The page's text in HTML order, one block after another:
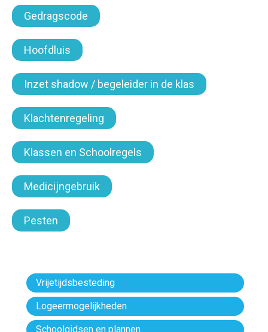
Gedragscode
Hoofdluis
Inzet shadow / begeleider in de klas
Klachtenregeling
Klassen en Schoolregels
Medicijngebruik
Pesten
Vrijetijdsbesteding
Logeermogelijkheden
Schoolgidsen en plannen